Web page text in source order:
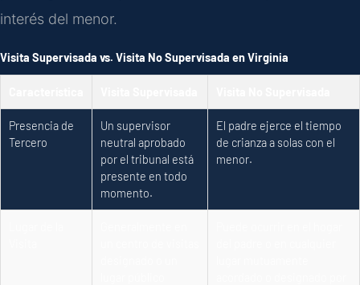
interés del menor.
Visita Supervisada vs. Visita No Supervisada en Virginia
Presencia de
Tercero
Un supervisor
neutral aprobado
por el tribunal está
presente en todo
momento.
El padre ejerce el tiempo
de crianza a solas con el
menor.